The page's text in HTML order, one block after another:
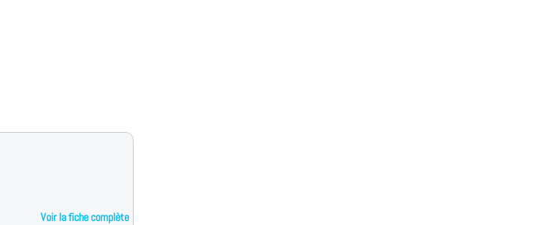
Voir la fiche complète